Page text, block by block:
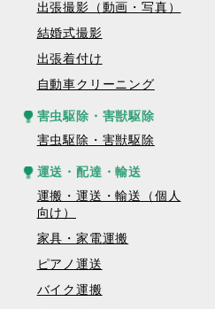
出張撮影（動画・写真）
結婚式撮影
出張着付け
自動車クリーニング
害虫駆除・害獣駆除
害虫駆除・害獣駆除
運送・配達・輸送
運搬・運送・輸送（個人
向け）
家具・家電運搬
ピアノ運送
バイク運搬